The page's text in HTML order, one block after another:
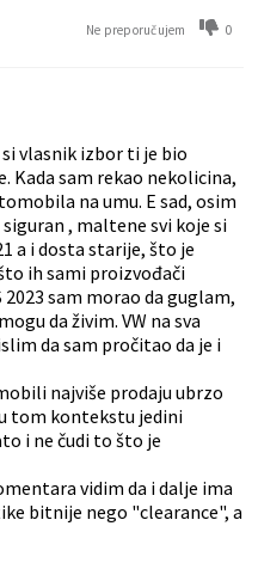
Ne preporučujem 0
si vlasnik izbor ti je bio
Kada sam rekao nekolicina,
na umu. E sad, osim
, maltene svi koje si
a i dosta starije, što je
ih sami proizvođači
sam morao da guglam,
da živim. VW na sva
da sam pročitao da je i
najviše prodaju ubrzo
tom kontekstu jedini
i ne čudi to što je
vidim da i dalje ima
bitnije nego "clearance", a